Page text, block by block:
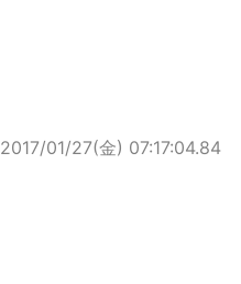
2017/01/27(金) 07:17:04.84